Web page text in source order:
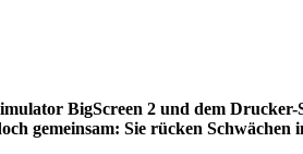
BigScreen 2 und dem
gemeinsam: Sie rücken